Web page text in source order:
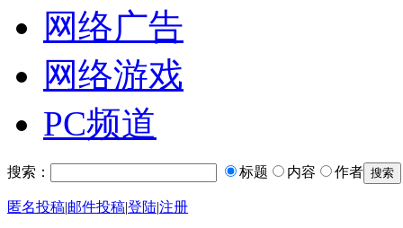
网络广告
网络游戏
PC频道
搜索： 标题 内容 作者
匿名投稿|邮件投稿|登陆|注册